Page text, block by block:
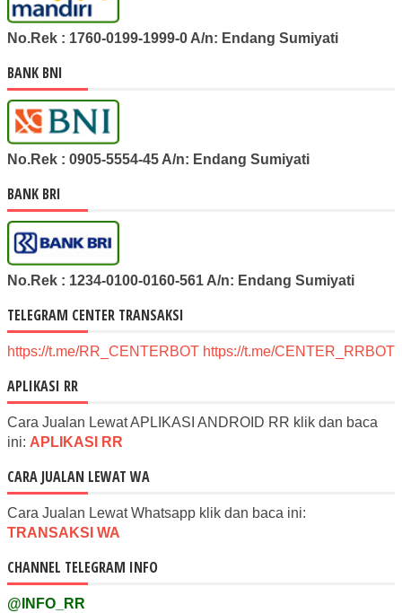
No.Rek : 1760-0199-1999-0 A/n: Endang Sumiyati
BANK BNI
No.Rek : 0905-5554-45 A/n: Endang Sumiyati
BANK BRI
No.Rek : 1234-0100-0160-561 A/n: Endang Sumiyati
TELEGRAM CENTER TRANSAKSI
https://t.me/RR_CENTERBOT https://t.me/CENTER_RRBOT
APLIKASI RR
Cara Jualan Lewat APLIKASI ANDROID RR klik dan baca
ini: APLIKASI RR
CARA JUALAN LEWAT WA
Cara Jualan Lewat Whatsapp klik dan baca ini:
TRANSAKSI WA
CHANNEL TELEGRAM INFO
@INFO_RR